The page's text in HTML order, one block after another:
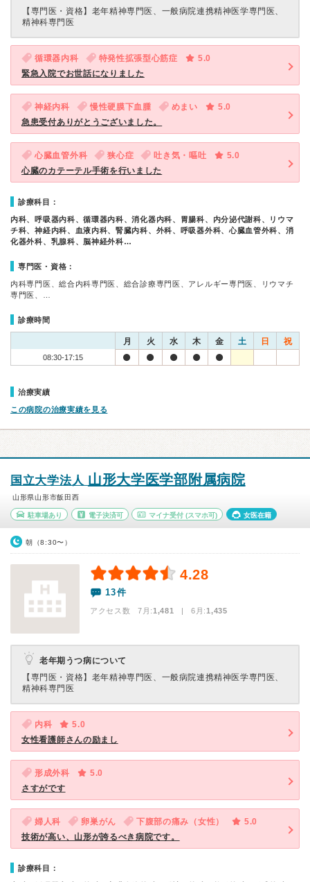
【専門医・資格】 老年精神専門医、一般病院連携精神医学専門医、
精神科専門医
循環器内科 特発性拡張型心筋症
5.0
緊急入院でお世話になりました
神経内科 慢性硬膜下血腫 めまい
5.0
急患受付ありがとうございました。
心臓血管外科 狭心症 吐き気・嘔吐
5.0
心臓のカテーテル手術を行いました
診療科目：
内科、呼吸器内科、循環器内科、消化器内科、胃腸科、内分泌代謝科、リウマ
チ科、神経内科、血液内科、腎臓内科、外科、呼吸器外科、心臓血管外科、消
化器外科、乳腺科、脳神経外科…
専門医・資格：
内科専門医、総合内科専門医、総合診療専門医、アレルギー専門医、リウマチ
専門医、…
診療時間
月 火 水 木 金 土 日 祝
08:30-17:15
治療実績
この病院の治療実績を見る
国立大学法人 山形大学医学部附属病院
山形県山形市飯田西
駐車場あり 電子決済可 マイナ受付 (スマホ可) 女医在籍
朝（8:30〜）
4.28
13件
アクセス数 7月:1,481 | 6月:1,435
老年期うつ病について
【専門医・資格】 老年精神専門医、一般病院連携精神医学専門医、
精神科専門医
内科
5.0
女性看護師さんの励まし
形成外科
5.0
さすがです
婦人科 卵巣がん 下腹部の痛み（女性）
5.0
技術が高い、山形が誇るべき病院です。
診療科目：